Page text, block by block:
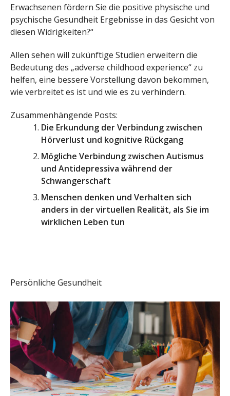
Erwachsenen fördern Sie die positive physische und
psychische Gesundheit Ergebnisse in das Gesicht von
diesen Widrigkeiten?“
Allen sehen will zukünftige Studien erweitern die
Bedeutung des „adverse childhood experience“ zu
helfen, eine bessere Vorstellung davon bekommen,
wie verbreitet es ist und wie es zu verhindern.
Zusammenhängende Posts:
Die Erkundung der Verbindung zwischen
Hörverlust und kognitive Rückgang
Mögliche Verbindung zwischen Autismus
und Antidepressiva während der
Schwangerschaft
Menschen denken und Verhalten sich
anders in der virtuellen Realität, als Sie im
wirklichen Leben tun
Persönliche Gesundheit